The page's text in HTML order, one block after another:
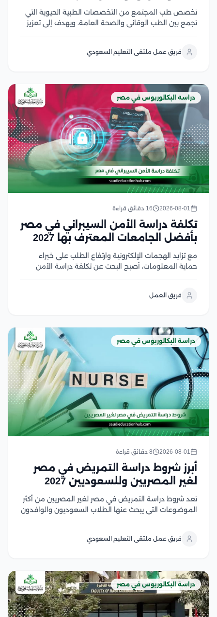
تخصص طب المجتمع من التخصصات الطبية الحيوية التي
تجمع بين الطب الوقائي والصحة العامة، ويهدف إلى تعزيز
ويشهد هذا التخصص إقبالًا كبير من الطلاب...
فريق عمل ملتقى التعليم السعودي
دراسة البكالوريوس في مصر
2026-08-01 16 دقائق قراءة
تكلفة دراسة الأمن السيبراني في مصر
بأفضل الجامعات المعترف بها 2027
مع تزايد الهجمات الإلكترونية وارتفاع الطلب على خبراء
حماية المعلومات، أصبح البحث عن تكلفة دراسة الأمن
يجعل اتخاذ القرار أكثر صعوبة لحسن...
فريق العمل
دراسة البكالوريوس في مصر
2026-08-01 8 دقائق قراءة
أبرز شروط دراسة التمريض في مصر
لغير المصريين وللسعوديين 2027
تعد شروط دراسة التمريض في مصر لغير المصريين من أكثر
الموضوعات التي يبحث عنها الطلاب السعوديون والوافدون
باعتراف واسع في العديد من الدول...
فريق عمل ملتقى التعليم السعودي
دراسة البكالوريوس في مصر